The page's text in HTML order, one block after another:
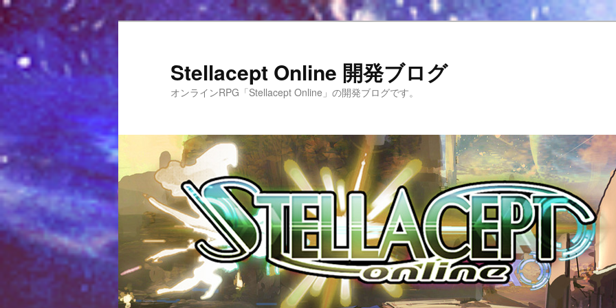
Stellacept Online 開発ブログ
オンラインRPG「Stellacept Online」の開発ブログです。